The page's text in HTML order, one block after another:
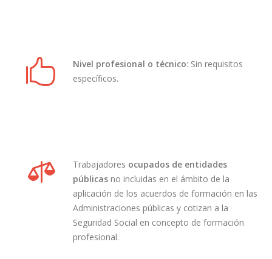
Nivel profesional o técnico: Sin requisitos
específicos.
Trabajadores ocupados de entidades
públicasno incluidas en el ámbito de la
aplicación de los acuerdos de formación en las
Administraciones públicas y cotizan a la
Seguridad Social en concepto de formación
profesional.